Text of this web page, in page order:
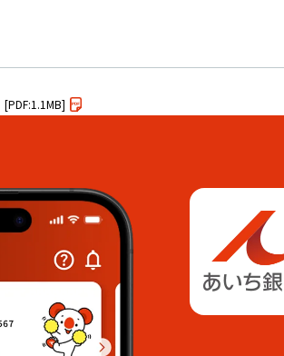
[PDF:1.1MB]